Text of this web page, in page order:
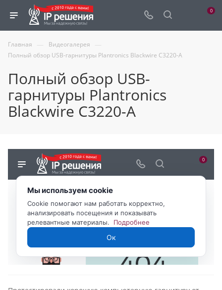
0
Главная — Видеогалерея —
Полный обзор USB-гарнитуры Plantronics Blackwire C3220-A
Полный обзор USB-
гарнитуры Plantronics
Blackwire C3220-A